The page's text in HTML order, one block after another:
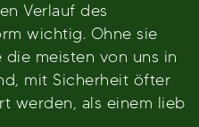
Verlauf des
wichtig. Ohne sie
meisten von uns in
mit Sicherheit öfter
werden, als einem lieb